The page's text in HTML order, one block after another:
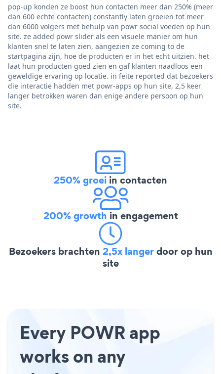
pop-up konden ze boost hun contacten meer dan 250% (meer
dan 600 echte contacten) constantly laten groeien tot meer
dan 6000 volgers met behulp van powr social voeden op hun
site. ze added powr slider als een visuele manier om hun
klanten snel te laten zien, aangezien ze coming to de
startpagina zijn, hoe de producten er in het echt uitzien. het
laat hun producten goed zien en gaf klanten naadloos een
geweldige ervaring op locatie. in feite reported dat bezoekers
die interactie hadden met powr-apps op hun site, 2,5 keer
langer betrokken waren dan enige andere persoon op hun
site.
250% groei in contacten
200% growth in engagement
Bezoekers brachten 2,5x langerdoor op hun
site
Every POWR app
works on any